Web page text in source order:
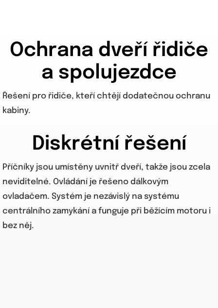
Ochrana dveří řidiče
a spolujezdce
Řešení pro řidiče, kteří chtějí dodatečnou ochranu
kabiny.
Diskrétní řešení
Příčníky jsou umístěny uvnitř dveří, takže jsou zcela
neviditelné. Ovládání je řešeno dálkovým
ovladačem. Systém je nezávislý na systému
centrálního zamykání a funguje při běžícím motoru i
bez něj.